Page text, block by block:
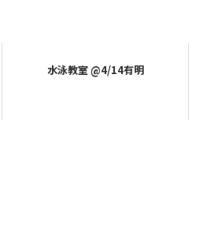
水泳教室 @4/14有明